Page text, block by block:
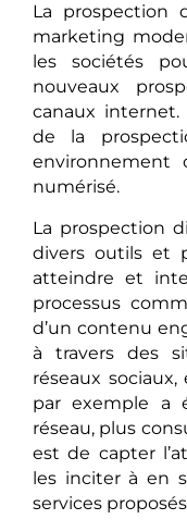
La prospection
marketing
les sociétés
nouveaux
canaux internet.
de la
environnement
numérisé.
La prospection
divers outils et
atteindre et
processus
d’un contenu
à travers des
réseaux
par exemple a
réseau, plus
est de capter
les inciter à en
services